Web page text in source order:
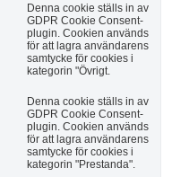
Denna cookie ställs in av
GDPR Cookie Consent-
plugin. Cookien används
för att lagra användarens
samtycke för cookies i
kategorin "Övrigt.
Denna cookie ställs in av
GDPR Cookie Consent-
plugin. Cookien används
för att lagra användarens
samtycke för cookies i
kategorin "Prestanda".